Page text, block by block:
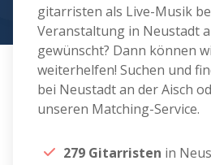
gitarristen als Live-Musik
Veranstaltung in Neustadt
gewünscht? Dann können
weiterhelfen! Suchen und
bei Neustadt an der Aisch
unseren Matching-Service.
279 Gitarristen in